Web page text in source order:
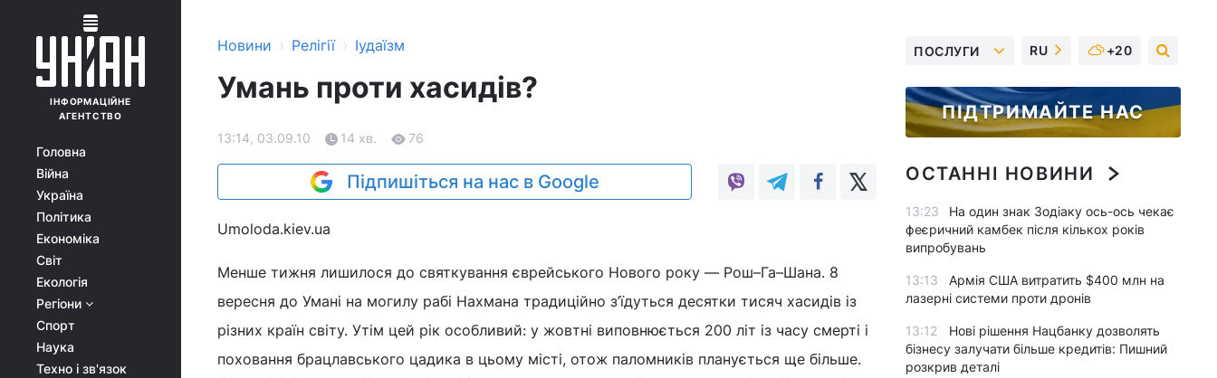
ІНФОРМАЦІЙНЕ
АГЕНТСТВО
Головна
Війна
Україна
Політика
Економіка
Світ
Екологія
Регіони
Спорт
Наука
Техно і зв'язок
Новини › Релігії › Іудаїзм
Умань проти хасидів?
13:14, 03.09.10 14 хв. 76
Підпишіться на нас в Google
Umoloda.kiev.ua
Менше тижня лишилося до святкування єврейського Нового року — Рош–Га–Шана. 8
вересня до Умані на могилу рабi Нахмана традиційно з’їдуться десятки тисяч хасидів із
різних країн світу. Утім цей рік особливий: у жовтні виповнюється 200 літ iз часу смерті і
поховання брацлавського цадика в цьому місті, отож паломників планується ще більше.
ПОСЛУГИ RU +20
ПІДТРИМАЙТЕ НАС
ОСТАННІ НОВИНИ
13:23
На один знак Зодіаку ось-ось чекає
феєричний камбек після кількох років
випробувань
13:13
Армія США витратить $400 млн на
лазерні системи проти дронів
13:12
Нові рішення Нацбанку дозволять
бізнесу залучати більше кредитів: Пишний
розкрив деталі